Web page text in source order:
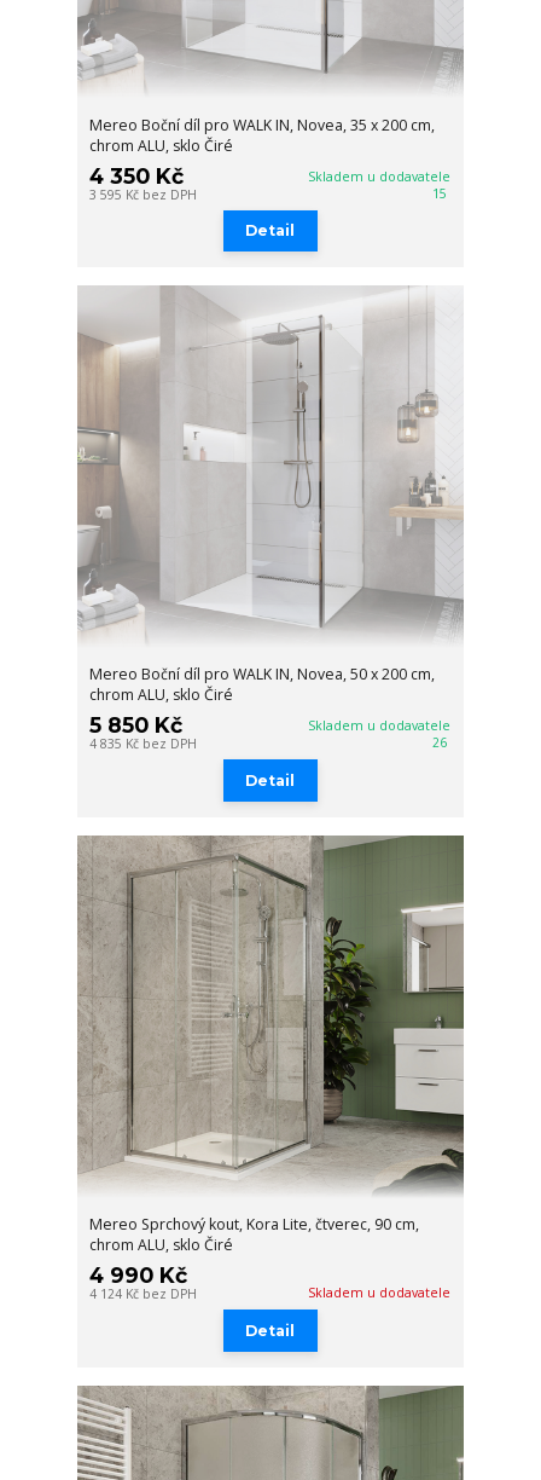
Mereo Boční díl pro WALK IN, Novea, 35 x 200 cm,
chrom ALU, sklo Čiré
4 350 Kč
3 595 Kč bez DPH
Skladem u dodavatele
15
Detail
Mereo Boční díl pro WALK IN, Novea, 50 x 200 cm,
chrom ALU, sklo Čiré
5 850 Kč
4 835 Kč bez DPH
Skladem u dodavatele
26
Detail
Mereo Sprchový kout, Kora Lite, čtverec, 90 cm,
chrom ALU, sklo Čiré
4 990 Kč
4 124 Kč bez DPH Skladem u dodavatele
Detail